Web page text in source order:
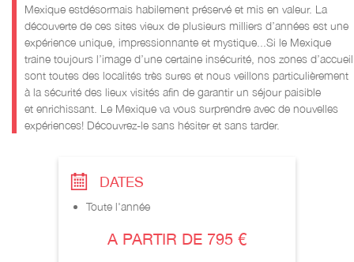
Mexique estdésormais habilement préservé et mis en valeur. La
découverte de ces sites vieux de plusieurs milliers d’années est une
expérience unique, impressionnante et mystique... Si le Mexique
traine toujours l’image d’une certaine insécurité, nos zones d’accueil
sont toutes des localités très sures et nous veillons particulièrement
à la sécurité des lieux visités afin de garantir un séjour paisible
et enrichissant. Le Mexique va vous surprendre avec de nouvelles
expériences! Découvrez-le sans hésiter et sans tarder.
DATES
Toute l'année
A PARTIR DE 795 €